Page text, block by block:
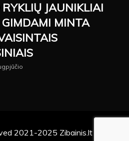
RYKLIŲ JAUNIKLIAI
GIMDAMI MINTA
2021-2025 Zibainis.lt